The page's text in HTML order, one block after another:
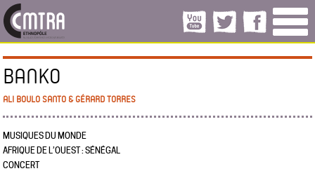
BANKO
ALI BOULO SANTO & GÉRARD TORRES
MUSIQUES DU MONDE
AFRIQUE DE L’OUEST : SÉNÉGAL
CONCERT